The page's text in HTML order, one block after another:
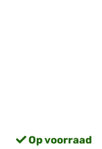
Op voorraad